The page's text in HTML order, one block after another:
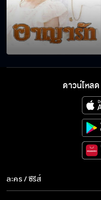
ดาวน์โหลด
ละคร / ซีรีส์
ละคร/ซีรีส์